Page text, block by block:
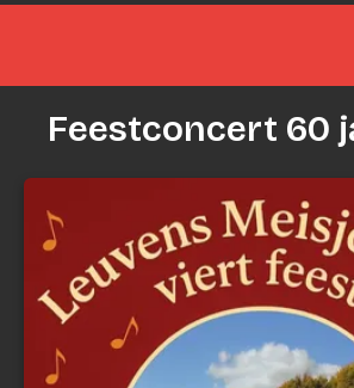
Feestconcert 60